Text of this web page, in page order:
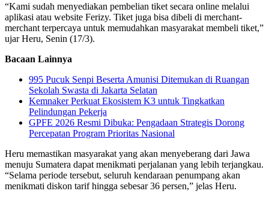
“Kami sudah menyediakan pembelian tiket secara online melalui
aplikasi atau website Ferizy. Tiket juga bisa dibeli di merchant-
merchant terpercaya untuk memudahkan masyarakat membeli tiket,”
ujar Heru, Senin (17/3).
Bacaan Lainnya
995 Pucuk Senpi Beserta Amunisi Ditemukan di Ruangan
Sekolah Swasta di Jakarta Selatan
Kemnaker Perkuat Ekosistem K3 untuk Tingkatkan
Pelindungan Pekerja
GPFE 2026 Resmi Dibuka: Pengadaan Strategis Dorong
Percepatan Program Prioritas Nasional
Heru memastikan masyarakat yang akan menyeberang dari Jawa
menuju Sumatera dapat menikmati perjalanan yang lebih terjangkau.
“Selama periode tersebut, seluruh kendaraan penumpang akan
menikmati diskon tarif hingga sebesar 36 persen,” jelas Heru.